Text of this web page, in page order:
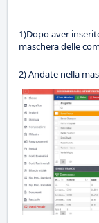
1)Dopo aver
maschera delle
2) Andate nella